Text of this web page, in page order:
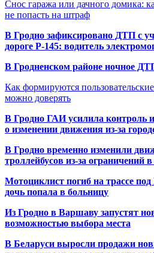
Снос гаража или дачного домика:
не попасть на штраф
В Гродно зафиксировано ДТП с
дороге Р-145: водитель
В Гродненском районе ночное
Как формируются
можно доверять
В Гродно ГАИ усилила контроль
о изменении движения из-за
В Гродно временно изменили
троллейбусов из-за ограничений
Мотоциклист погиб на трассе под
дочь попала в больницу
Из Гродно в Варшаву запустят
возможностью выбора места
В Беларуси выросли продажи